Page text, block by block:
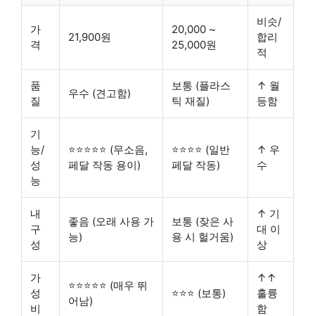
가
격
21,900원
20,000 ~
25,000원
비슷/
합리
적
품
질
우수 (견고함)
보통 (플라스
틱 재질)
↑ 월
등함
기
능/
성
능
⭐⭐⭐⭐⭐ (무소음,
페달 작동 용이)
⭐⭐⭐⭐ (일반
페달 작동)
↑ 우
수
내
구
성
좋음 (오래 사용 가
능)
보통 (잦은 사
용 시 헐거움)
↑ 기
대 이
상
가
성
비
⭐⭐⭐⭐⭐ (매우 뛰
어남)
⭐⭐⭐ (보통)
↑↑
훌륭
함